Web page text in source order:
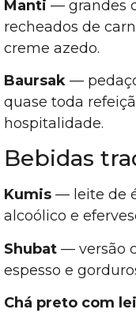
Manti — grandes
recheados de
creme azedo.
Baursak —
quase toda
hospitalidade.
Bebidas
Kumis — leite de
alcoólico e
Shubat — versão
espesso e
Chá preto com